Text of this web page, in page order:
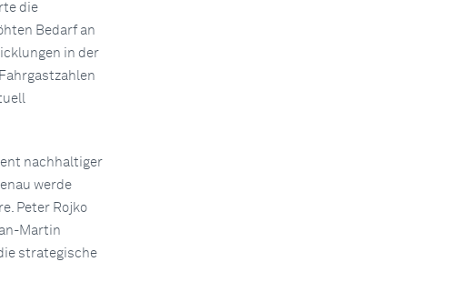
die
Bedarf an
in der
nachhaltiger
werde
Peter Rojko
Martin
strategische